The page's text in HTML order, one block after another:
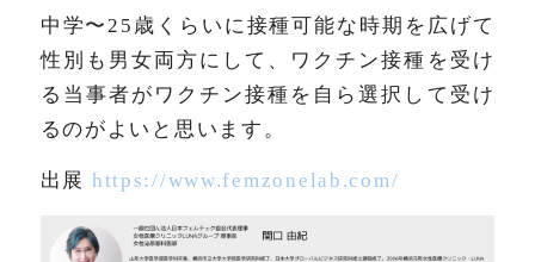
中学〜25歳くらいに接種可能な時期を広げて
性別も男女両方にして、ワクチン接種を受け
る当事者がワクチン接種を自ら選択して受け
るのがよいと思います。
出展 https://www.femzonelab.com/